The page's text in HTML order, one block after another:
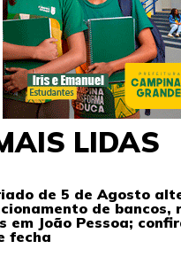
LIDAS
de 5 de Agosto
de bancos,
em João Pessoa;
fecha